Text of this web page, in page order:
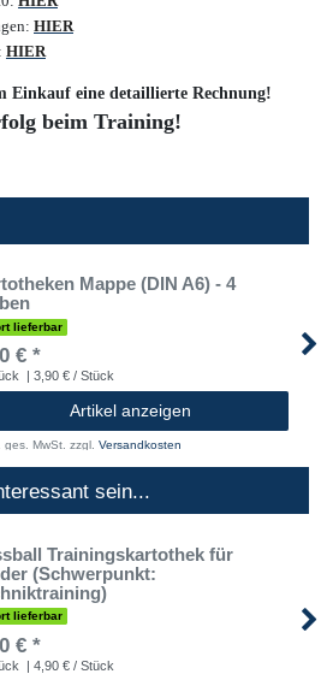
: HIER
HIER
Einkauf eine detaillierte Rechnung!
beim Training!
Mappe (DIN A6) - 4
lieferbar
€ *
| 3,90 € / Stück
Artikel anzeigen
ges. MwSt. zzgl. Versandkosten
sein...
Trainingskartothek für
(Schwerpunkt:
lieferbar
€ *
| 4,90 € / Stück